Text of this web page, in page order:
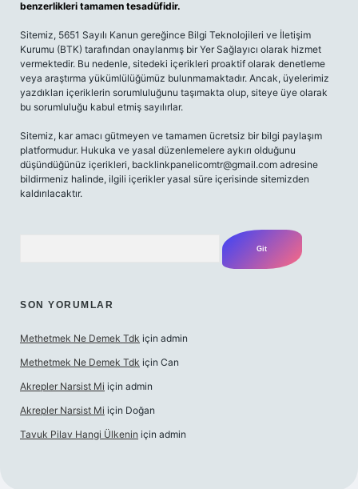
benzerlikleri tamamen tesadüfidir.
Sitemiz, 5651 Sayılı Kanun gereğince Bilgi Teknolojileri ve İletişim
Kurumu (BTK) tarafından onaylanmış bir Yer Sağlayıcı olarak hizmet
vermektedir. Bu nedenle, sitedeki içerikleri proaktif olarak denetleme
veya araştırma yükümlülüğümüz bulunmamaktadır. Ancak, üyelerimiz
yazdıkları içeriklerin sorumluluğunu taşımakta olup, siteye üye olarak
bu sorumluluğu kabul etmiş sayılırlar.
Sitemiz, kar amacı gütmeyen ve tamamen ücretsiz bir bilgi paylaşım
platformudur. Hukuka ve yasal düzenlemelere aykırı olduğunu
düşündüğünüz içerikleri, backlinkpanelicomtr@gmail.com adresine
bildirmeniz halinde, ilgili içerikler yasal süre içerisinde sitemizden
kaldırılacaktır.
SON YORUMLAR
Methetmek Ne Demek Tdk için admin
Methetmek Ne Demek Tdk için Can
Akrepler Narsist Mi için admin
Akrepler Narsist Mi için Doğan
Tavuk Pilav Hangi Ülkenin için admin